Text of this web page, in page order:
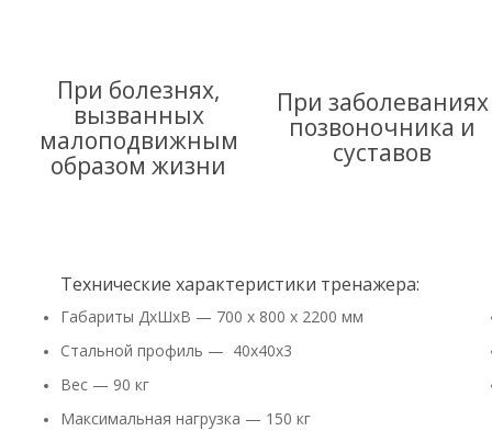
При болезнях,
вызванных
малоподвижным
образом жизни
При заболеваниях
позвоночника и
суставов
Технические характеристики тренажера:
Габариты ДхШхВ — 700 х 800 х 2200 мм
Стальной профиль — 40х40х3
Вес — 90 кг
Максимальная нагрузка — 150 кг